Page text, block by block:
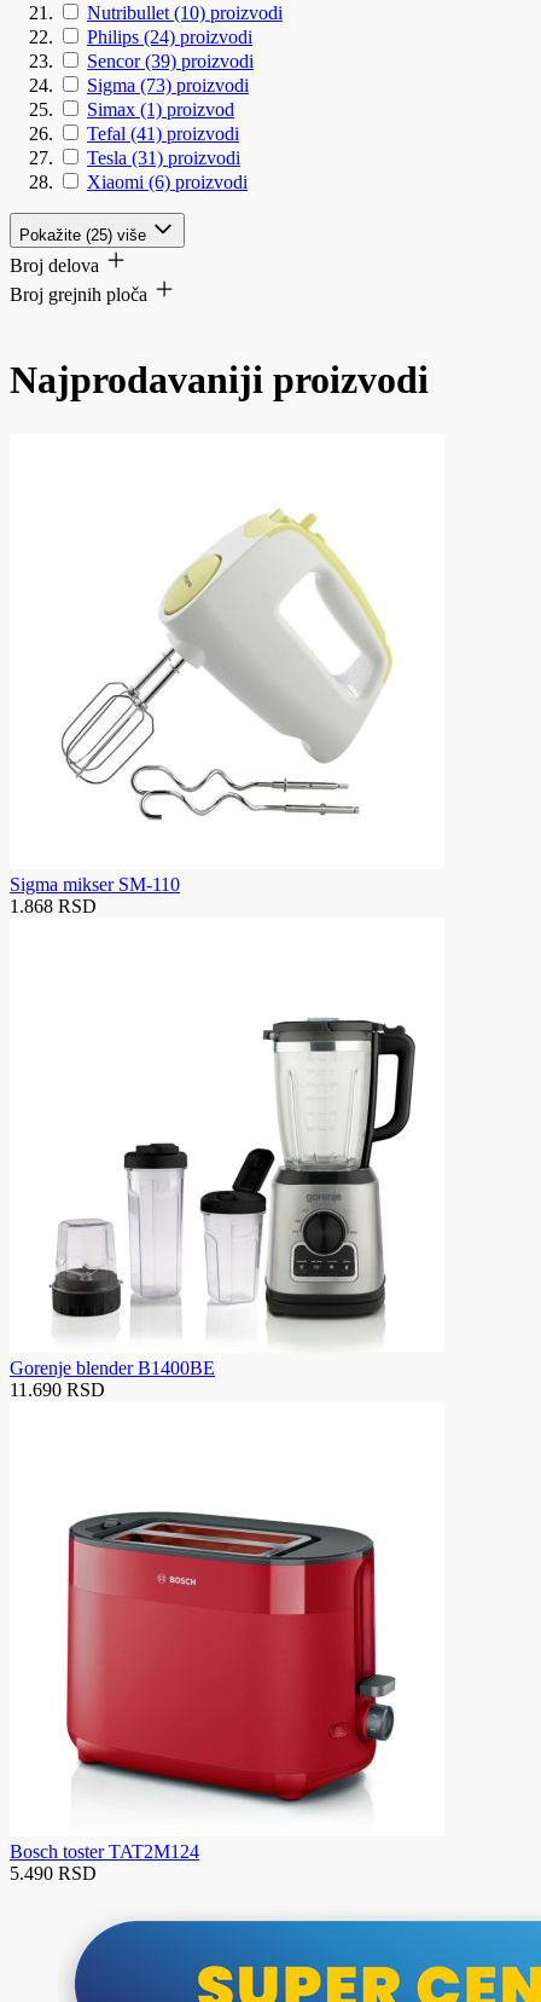
Nutribullet (10) proizvodi
Philips (24) proizvodi
Sencor (39) proizvodi
Sigma (73) proizvodi
Simax (1) proizvod
Tefal (41) proizvodi
Tesla (31) proizvodi
Xiaomi (6) proizvodi
Pokažite (25) više
Broj delova
Broj grejnih ploča
Najprodavaniji proizvodi
Sigma mikser SM-110
1.868 RSD
Gorenje blender B1400BE
11.690 RSD
Bosch toster TAT2M124
5.490 RSD